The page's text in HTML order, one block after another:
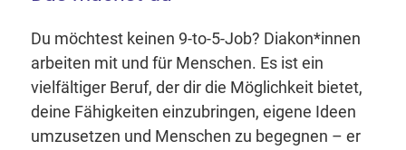
Du möchtest keinen 9-to-5-Job? Diakon*innen
arbeiten mit und für Menschen. Es ist ein
vielfältiger Beruf, der dir die Möglichkeit bietet,
deine Fähigkeiten einzubringen, eigene Ideen
umzusetzen und Menschen zu begegnen – er